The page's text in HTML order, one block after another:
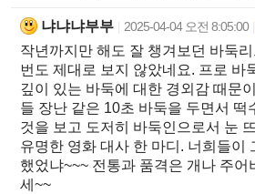
냐냐냐부부 2025-04-04 오전 8:05:00
작년까지만 해도 잘 챙겨보던 바둑
번도 제대로 보지 않았네요. 프로 바
깊이 있는 바둑에 대한 경외감 때문
들 장난 같은 10초 바둑을 두면서 떡
것을 보고 도저히 바둑인으로서 눈
유명한 영화 대사 한 마디. 너희들이
했었냐~~~ 전통과 품격은 개나 주어
세~~